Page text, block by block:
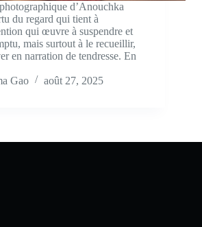
d’Anouchka
du regard qui tient à
qui œuvre à suspendre et
mais surtout à le recueillir,
en narration de tendresse. En
Gao
août 27, 2025